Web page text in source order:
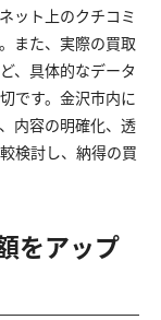
ット上のクチコミ
また、実際の買取
、具体的なデータ
です。金沢市内に
内容の明確化、透
検討し、納得の買
をアップ